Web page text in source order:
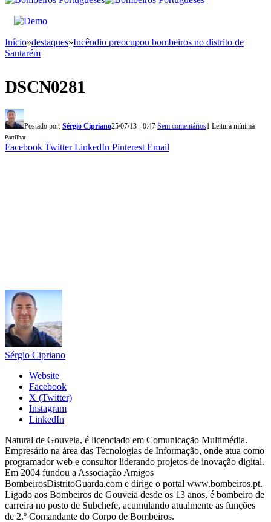
Início»destaques»Incêndio preocupou bombeiros no distrito de
Santarém
DSCN0281
Postado por: Sérgio Cipriano25/07/13 - 0:47 Sem comentários1 Leitura mínima
Partilhar
Facebook Twitter LinkedIn Pinterest Email
Sérgio Cipriano
Website
Facebook
X (Twitter)
Instagram
LinkedIn
Natural de Gouveia, é licenciado em Comunicação Multimédia.
Empresário na área das Tecnologias de Informação, onde atua como
programador web e consultor liderando projetos de inovação digital.
Em 2004 fundou a Associação Amigos
BombeirosDistritoGuarda.com e dirige o portal www.bombeiros.pt.
Ligado aos Bombeiros de Gouveia desde os 13 anos, é bombeiro de
carreira no posto de Subchefe, acumulando atualmente as funções
de 2.º Comandante do Corpo de Bombeiros.